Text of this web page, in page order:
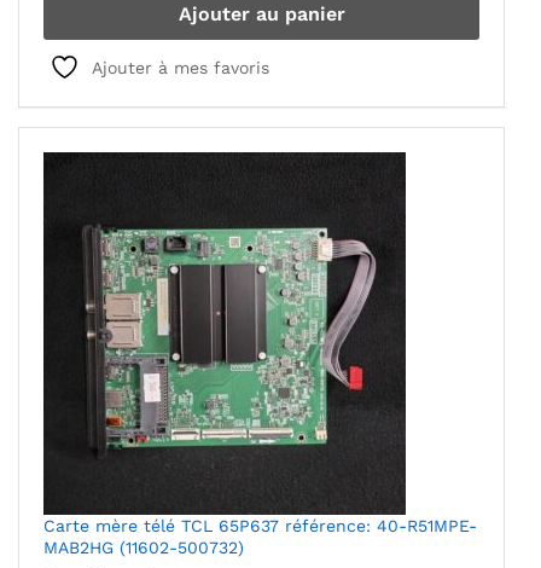
Ajouter au panier
Ajouter à mes favoris
Carte mère télé TCL 65P637 référence: 40-R51MPE-
MAB2HG (11602-500732)